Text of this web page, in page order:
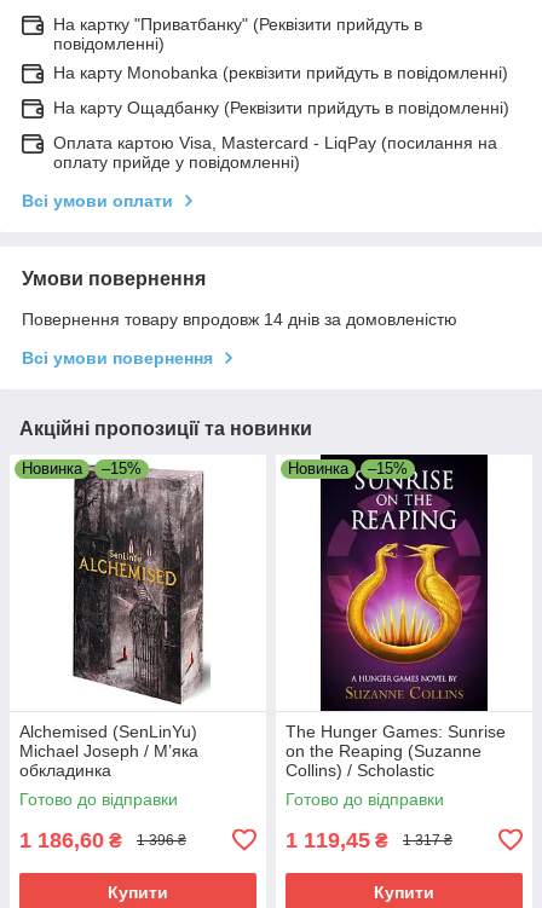
На картку "Приватбанку" (Реквізити прийдуть в
повідомленні)
На карту Monobanka (реквізити прийдуть в повідомленні)
На карту Ощадбанку (Реквізити прийдуть в повідомленні)
Оплата картою Visa, Mastercard - LiqPay (посилання на
оплату прийде у повідомленні)
Всі умови оплати
Умови повернення
Повернення товару впродовж 14 днів за домовленістю
Всі умови повернення
Акційні пропозиції та новинки
Новинка –15%
Alchemised (SenLinYu)
Michael Joseph / М’яка
обкладинка
Готово до відправки
1 186,60 ₴ 1 396 ₴
Купити
Новинка –15%
The Hunger Games: Sunrise
on the Reaping (Suzanne
Collins) / Scholastic
Готово до відправки
1 119,45 ₴ 1 317 ₴
Купити